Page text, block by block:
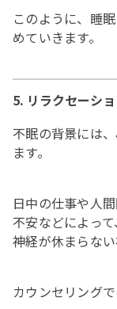
このように、睡
めていきます。
5. リラクセーシ
不眠の背景には
ます。
日中の仕事や人
不安などによっ
神経が休まらな
カウンセリング